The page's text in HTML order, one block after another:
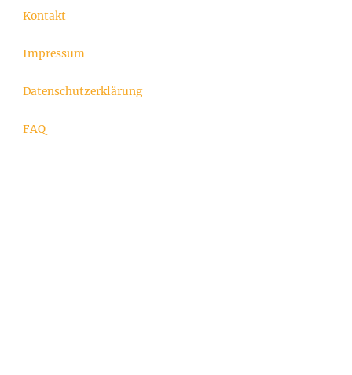
Kontakt
Impressum
Datenschutzerklärung
FAQ